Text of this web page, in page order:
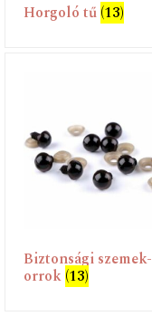
Horgoló tű (13)
Biztonsági szemek-
orrok (13)